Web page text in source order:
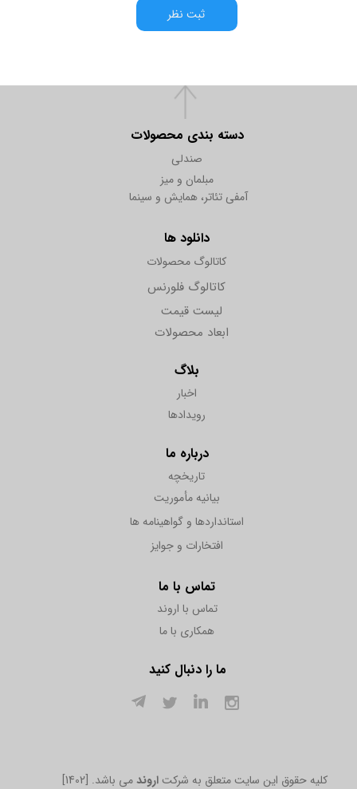
ثبت نظر
دسته بندی محصولات
صندلی
مبلمان و میز
آمفی تئاتر، همایش و سینما
دانلود ها
کاتالوگ محصولات
کاتالوگ فلورنس
بلاگ
اخبار
رویدادها
درباره ما
تاریخچه
بیانیه مأموریت
استانداردها و گواهینامه ها
افتخارات و جوایز
تماس با ما
تماس با اروند
همکاری با ما
ما را دنبال کنید
ابعاد محصولات
لیست قیمت
[1402] .کلیه حقوق این سایت متعلق به شرکت اروندمی باشد